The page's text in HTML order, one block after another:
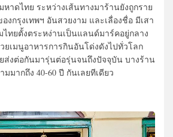
หาดไทย ระหว่างเส้นทางมาร้านยังถูกราย
งกรุงเทพฯ อันสวยงาม และเลื่องชื่อ มีเสา
ทยตั้งตระหง่านเป็นแลนด์มาร์คอยู่กลาง
ยเมนูอาหารการกินอันโด่งดังไปทั่วโลก
ส่งต่อกันมารุ่นต่อรุ่นจนถึงปัจจุบัน บางร้าน
มมากถึง 40-60 ปี กันเลยทีเดียว